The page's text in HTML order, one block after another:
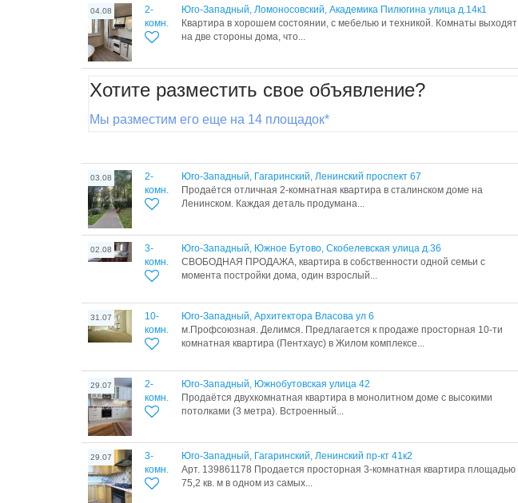
04.08
2-
комн.
Юго-Западный, Ломоносовский, Академика Пилюгина улица д.14к1
Квартира в хорошем состоянии, с мебелью и техникой. Комнаты выходят
на две стороны дома, что...
Хотите разместить свое объявление?
Мы разместим его еще на 14 площадок*
03.08
2-
комн.
Юго-Западный, Гагаринский, Ленинский проспект 67
Продаётся отличная 2-комнатная квартира в сталинском доме на
Ленинском. Каждая деталь продумана...
02.08
3-
комн.
Юго-Западный, Южное Бутово, Скобелевская улица д.36
СВОБОДНАЯ ПРОДАЖА, квартира в собственности одной семьи с
момента постройки дома, один взрослый...
31.07
10-
комн.
Юго-Западный, Архитектора Власова ул 6
м.Профсоюзная. Делимся. Предлагается к продаже просторная 10-ти
комнатная квартира (Пентхаус) в Жилом комплексе...
29.07
2-
комн.
Юго-Западный, Южнобутовская улица 42
Продаётся двухкомнатная квартира в монолитном доме с высокими
потолками (3 метра). Встроенный...
29.07
3-
комн.
Юго-Западный, Гагаринский, Ленинский пр-кт 41к2
Арт. 139861178 Продается просторная 3-комнатная квартира площадью
75,2 кв. м в одном из самых...